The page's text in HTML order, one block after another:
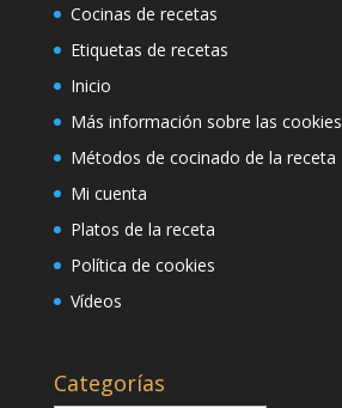
Cocinas de recetas
Etiquetas de recetas
Inicio
Más información sobre las cookies
Métodos de cocinado de la receta
Mi cuenta
Platos de la receta
Política de cookies
Vídeos
Categorías